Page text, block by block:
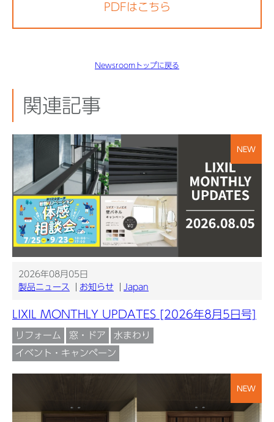
PDFはこちら
Newsroomトップに戻る
関連記事
NEW
2026年08月05日
製品ニュース
お知らせ Japan
LIXIL MONTHLY UPDATES [2026年8月5日号]
リフォーム 窓・ドア
水まわり
イベント・キャンペーン
NEW